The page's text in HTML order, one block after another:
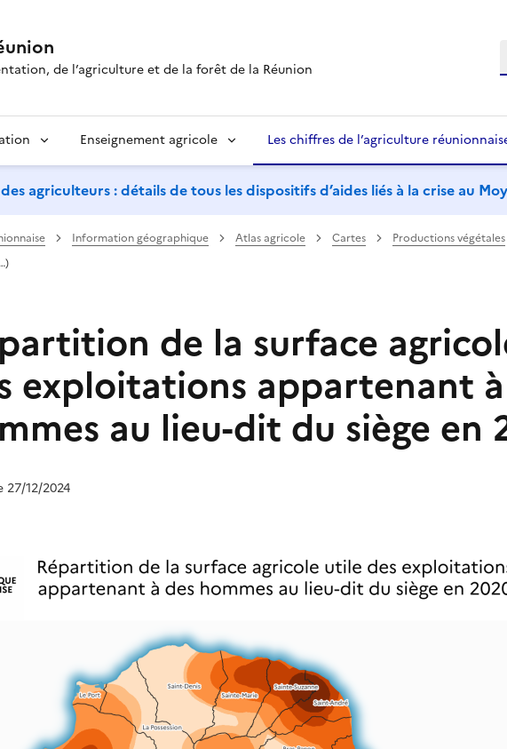
de l’agriculture et de la forêt de la Réunion
Enseignement agricole Les chiffres de l’agriculture
agriculteurs : détails de tous les dispositifs d’aides liés à la crise au
Information géographique Atlas agricole Cartes
Productions végétales
de la surface
exploitations appartenant
au lieu-dit du siège en
27/12/2024